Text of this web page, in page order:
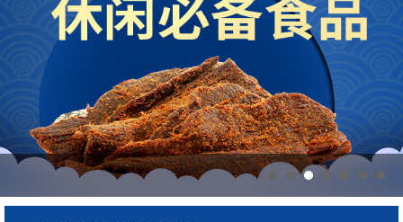
暑假工业研学必选，来皓月解锁“牛”转乾坤的密码！